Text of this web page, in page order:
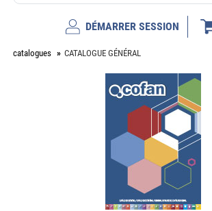
DÉMARRER SESSION
catalogues CATALOGUE GÉNÉRAL